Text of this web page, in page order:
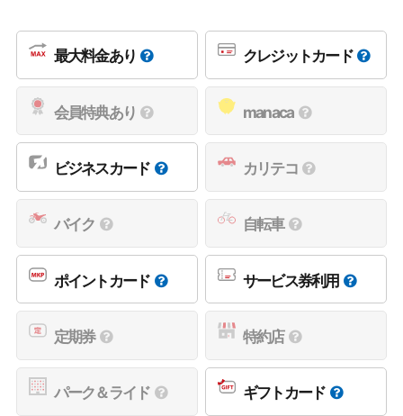
最大料金あり クレジットカード
会員特典あり manaca
ビジネスカード カリテコ
バイク 自転車
ポイントカード サービス券利用
定期券 特約店
パーク＆ライド ギフトカード